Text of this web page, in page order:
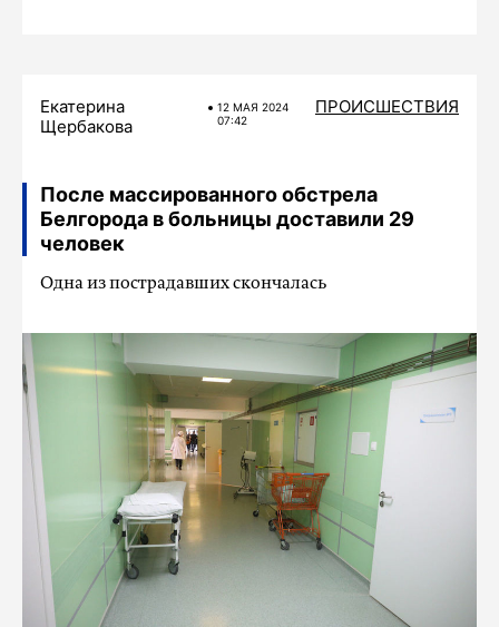
Екатерина
Щербакова
12 МАЯ 2024
07:42
ПРОИСШЕСТВИЯ
После массированного обстрела
Белгорода в больницы доставили 29
человек
Одна из пострадавших скончалась